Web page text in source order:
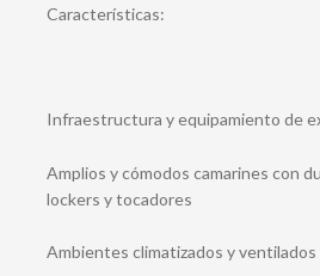
Características:
Infraestructura y equipamiento de
Amplios y cómodos camarines con
lockers y tocadores
Ambientes climatizados y ventilados